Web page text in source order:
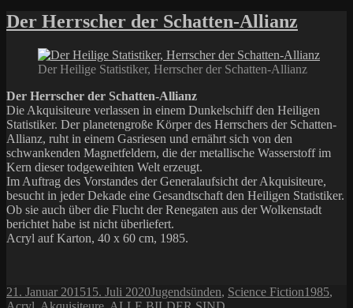
Herrscher
der
Allianz
Der Herrscher der Schatten-Allianz
Der Heilige Statistiker, Herrscher der Schatten-Allianz
Der Herrscher der Schatten-Allianz
Die Akquisiteure verlassen in einem Dunkelschiff den Heiligen
Statistiker. Der planetengroße Körper des Herrschers der Schatten-
Allianz, ruht in einem Gasriesen und ernährt sich von den
schwankenden Magnetfeldern, die der metallische Wasserstoff im
Kern dieser todgeweihten Welt erzeugt.
Im Auftrag des Vorstandes der Generalaufsicht der Akquisiteure,
besucht in jeder Dekade eine Gesandtschaft den Heiligen Statistiker.
Ob sie auch über die Flucht der Renegaten aus der Wolkenstadt
berichtet habe ist nicht überliefert.
Acryl auf Karton, 40 x 60 cm, 1985.
Veröffentlicht
am
21. Januar 201515. Juli 2020Kategorien
Jugendsünden, Science Fiction1985,